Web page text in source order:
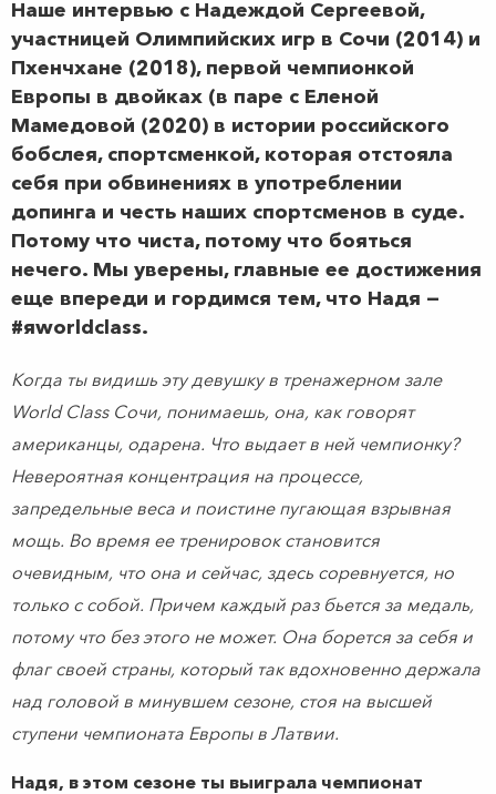
Наше интервью с Надеждой Сергеевой,
участницей Олимпийских игр в Сочи (2014) и
Пхенчхане (2018), первой чемпионкой
Европы в двойках (в паре с Еленой
Мамедовой (2020) в истории российского
бобслея, спортсменкой, которая отстояла
себя при обвинениях в употреблении
допинга и честь наших спортсменов в суде.
Потому что чиста, потому что бояться
нечего. Мы уверены, главные ее достижения
еще впереди и гордимся тем, что Надя —
#яworldclass.
Когда ты видишь эту девушку в тренажерном зале
World Class Сочи, понимаешь, она, как говорят
американцы, одарена. Что выдает в ней чемпионку?
Невероятная концентрация на процессе,
запредельные веса и поистине пугающая взрывная
мощь. Во время ее тренировок становится
очевидным, что она и сейчас, здесь соревнуется, но
только с собой. Причем каждый раз бьется за медаль,
потому что без этого не может. Она борется за себя и
флаг своей страны, который так вдохновенно держала
над головой в минувшем сезоне, стоя на высшей
ступени чемпионата Европы в Латвии.
Надя, в этом сезоне ты выиграла чемпионат